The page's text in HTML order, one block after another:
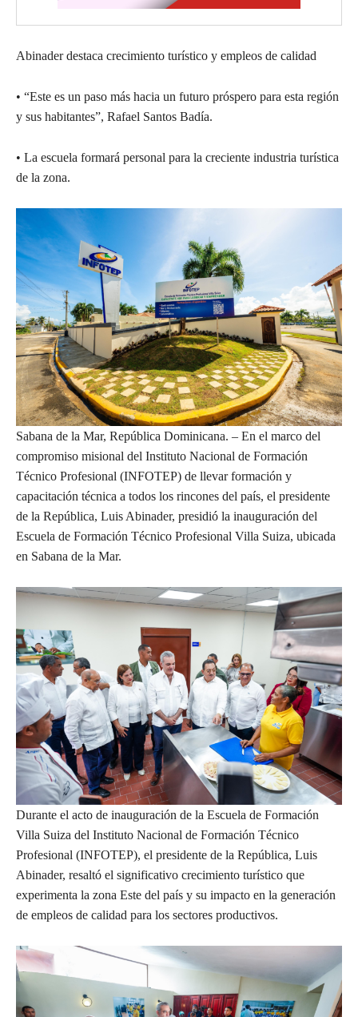
Abinader destaca crecimiento turístico y empleos de calidad
• “Este es un paso más hacia un futuro próspero para esta región
y sus habitantes”, Rafael Santos Badía.
• La escuela formará personal para la creciente industria turística
de la zona.
Sabana de la Mar, República Dominicana. – En el marco del
compromiso misional del Instituto Nacional de Formación
Técnico Profesional (INFOTEP) de llevar formación y
capacitación técnica a todos los rincones del país, el presidente
de la República, Luis Abinader, presidió la inauguración del
Escuela de Formación Técnico Profesional Villa Suiza, ubicada
en Sabana de la Mar.
Durante el acto de inauguración de la Escuela de Formación
Villa Suiza del Instituto Nacional de Formación Técnico
Profesional (INFOTEP), el presidente de la República, Luis
Abinader, resaltó el significativo crecimiento turístico que
experimenta la zona Este del país y su impacto en la generación
de empleos de calidad para los sectores productivos.